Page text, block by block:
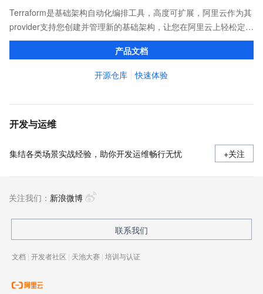
Terraform是基础架构自动化编排工具，高度可扩展，阿里云作为其
provider支持您创建并管理新的基础架构，让您在阿里云上轻松定
义、预览和部署云资源，实现云上自动化需求。
产品文档
开源仓库 快速体验
开发与运维
集结各类场景实战经验，助你开发运维畅行无忧 +关注
关注我们： 新浪微博
联系我们
文档 | 开发者社区 | 天池大赛 | 培训与认证